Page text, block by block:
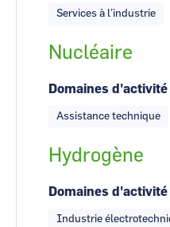
Services à l’industrie
Nucléaire
Domaines d'activité
Assistance technique
Hydrogène
Domaines
Industrie